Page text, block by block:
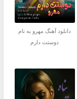
دانلود آهنگ مهرو به نام
دوستت دارم